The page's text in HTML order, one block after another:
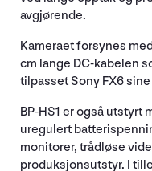
avgjørende.
Kameraet forsynes
cm lange DC-kabelen
tilpasset Sony FX6
BP-HS1 er også utstyrt
uregulert
monitorer, trådløse
produksjonsutstyr. I